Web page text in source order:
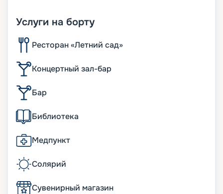
Услуги на борту
Ресторан «Летний сад»
Концертный зал-бар
Бар
Библиотека
Медпункт
Солярий
Сувенирный магазин